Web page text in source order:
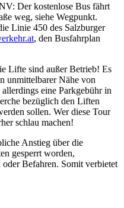
Der kostenlose Bus fährt
weg, siehe Wegpunkt.
Linie 450 des Salzburger
, den Busfahrplan
Lifte sind außer Betrieb! Es
unmittelbarer Nähe von
eine Parkgebühr in
bezüglich den Liften
sollen. Wer diese Tour
schlau machen!
Anstieg über die
gesperrt worden,
Befahren. Somit verbietet